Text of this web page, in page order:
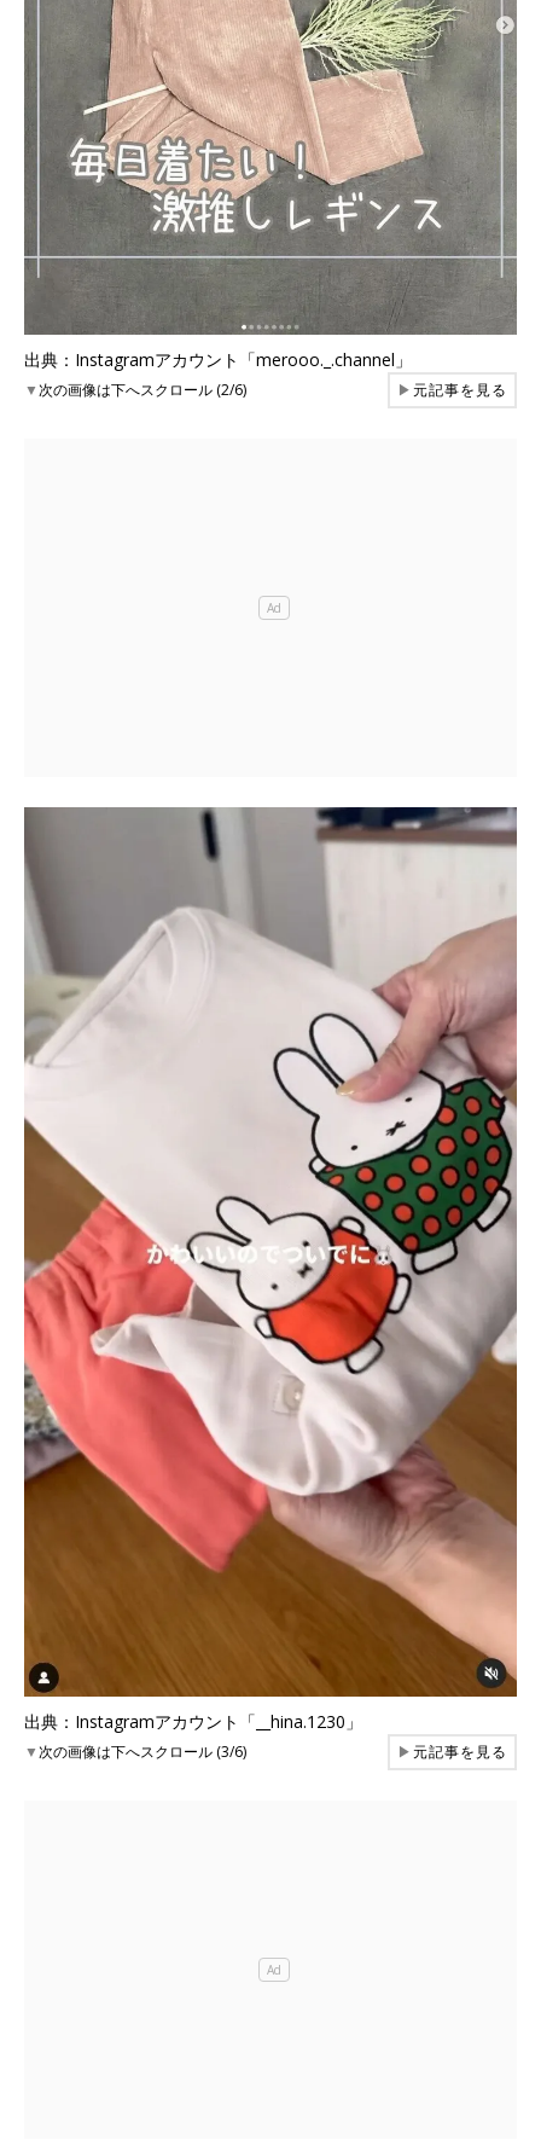
出典：Instagramアカウント「merooo._.channel」
▼次の画像は下へスクロール (2/6) ▶元記事を見る
出典：Instagramアカウント「__hina.1230」
▼次の画像は下へスクロール (3/6) ▶元記事を見る